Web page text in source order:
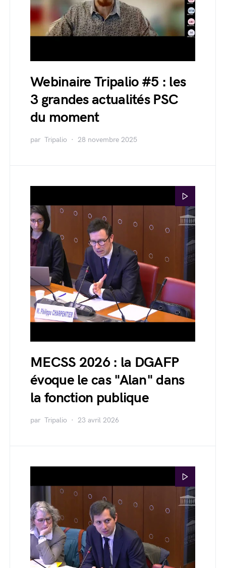
Webinaire Tripalio #5 : les
3 grandes actualités PSC
du moment
par Tripalio 28 novembre 2025
MECSS 2026 : la DGAFP
évoque le cas "Alan" dans
la fonction publique
par Tripalio 23 avril 2026